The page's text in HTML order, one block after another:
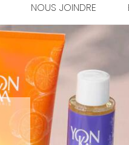
NOUS JOINDRE